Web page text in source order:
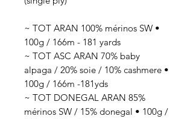
~ TOT ARAN 100% mérinos SW •
100g / 166m - 181 yards
~ TOT ASC ARAN 70% baby
alpaga / 20% soie / 10% cashmere •
100g / 166m -181yds
~ TOT DONEGAL ARAN 85%
mérinos SW / 15% donegal • 100g /